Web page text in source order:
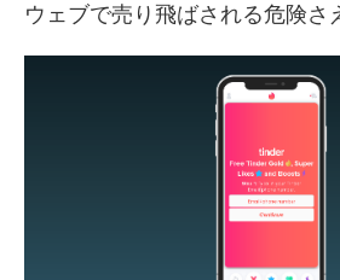
ウェブで売り飛ばされる危険さ